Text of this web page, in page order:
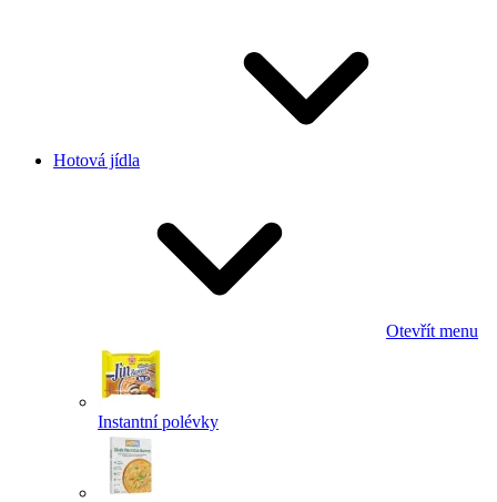
Hotová jídla
Otevřít menu
Instantní polévky